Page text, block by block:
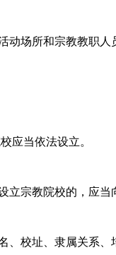
动场所和宗教教职人
应当依法设立。
立宗教院校的，应当
、校址、隶属关系